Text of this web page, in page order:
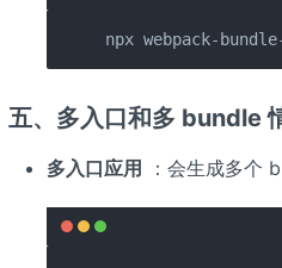
npx webpack-
五、 多入口和多 bundle
多入口应用 ：会生成多个